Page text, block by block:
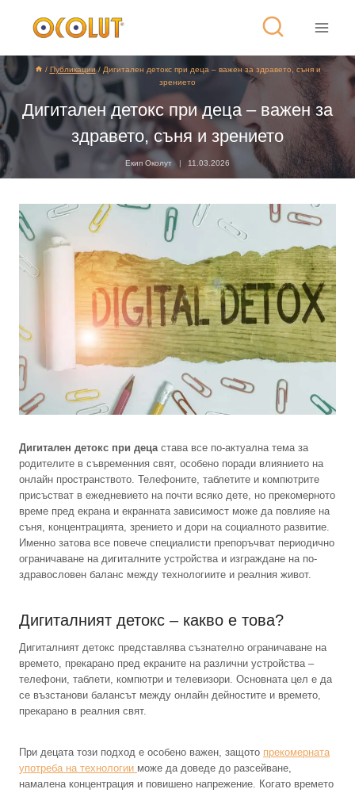
/ Публикации / Дигитален детокс при деца – важен за здравето, съня и
зрението
Дигитален детокс при деца – важен за
здравето, съня и зрението
Екип Околут 11.03.2026
Дигитален детокс при децастава все по-актуална тема за
родителите в съвременния свят, особено поради влиянието на
онлайн пространството. Телефоните, таблетите и компютрите
присъстват в ежедневието на почти всяко дете, но прекомерното
време пред екрана и екранната зависимост може да повлияе на
съня, концентрацията, зрението и дори на социалното развитие.
Именно затова все повече специалисти препоръчват периодично
ограничаване на дигиталните устройства и изграждане на по-
здравословен баланс между технологиите и реалния живот.
Дигиталният детокс – какво е това?
Дигиталният детокс представлява съзнателно ограничаване на
времето, прекарано пред екраните на различни устройства –
телефони, таблети, компютри и телевизори. Основната цел е да
се възстанови балансът между онлайн дейностите и времето,
прекарано в реалния свят.
При децата този подход е особено важен, защото прекомерната
употреба на технологии може да доведе до разсейване,
намалена концентрация и повишено напрежение. Когато времето